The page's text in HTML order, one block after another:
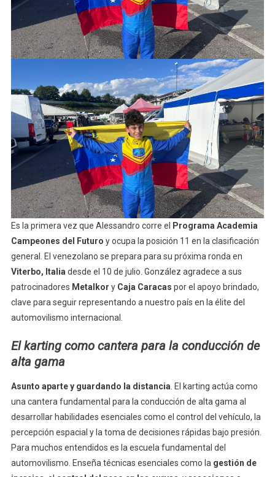
Es la primera vez que Alessandro corre el
Programa Academia
Campeones del Futuro y ocupa la posición 11 en la clasificación
general. El venezolano se prepara para su próxima ronda en
Viterbo, Italiadesde el 10 de julio. González agradece a sus
patrocinadores Metalkor y Caja Caracas por el apoyo brindado,
clave para seguir representando a nuestro país en la élite del
automovilismo internacional.
El karting como cantera para la conducción de
alta gama
Asunto aparte y guardando la distancia. El karting actúa como
una cantera fundamental para la conducción de alta gama al
desarrollar habilidades esenciales como el control del vehículo, la
percepción espacial y la toma de decisiones rápidas bajo presión.
Para muchos entendidos es la escuela fundamental del
automovilismo. Enseña técnicas esenciales como la gestión de